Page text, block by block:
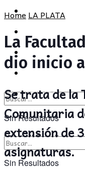
CULTURA
OPINIÓN
Sin Resultados
View All Result
PROVINCIA
SOCIEDAD
OPINIÓN
Sin Resultados
HomeLA PLATA
La
dio inicio
Se trata de la
Comunitaria
extensión de
asignaturas.